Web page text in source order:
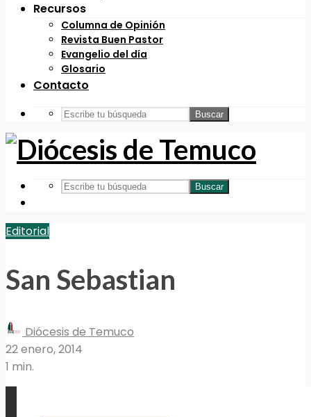
Recursos
Columna de Opinión
Revista Buen Pastor
Evangelio del día
Glosario
Contacto
Buscar
Buscar
Editorial
San Sebastian
Diócesis de Temuco
22 enero, 2014
1 min.